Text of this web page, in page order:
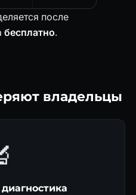
после
бесплатно.
владельцы